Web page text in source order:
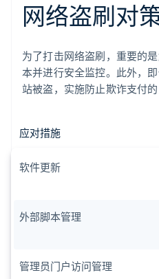
网络盗刷对
为了打击网络盗刷，重要的
本并进行安全监控。此外，
站被盗，实施防止欺诈支付的
应对措施
软件更新
外部脚本管理
管理员门户访问管理